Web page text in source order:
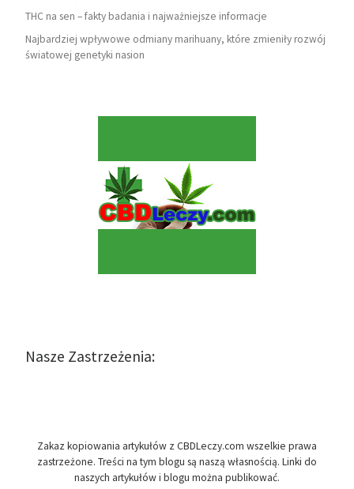
THC na sen – fakty badania i najważniejsze informacje
Najbardziej wpływowe odmiany marihuany, które zmieniły rozwój
światowej genetyki nasion
Nasze Zastrzeżenia:
Zakaz kopiowania artykułów z CBDLeczy.com wszelkie prawa
zastrzeżone. Treści na tym blogu są naszą własnością. Linki do
naszych artykułów i blogu można publikować.